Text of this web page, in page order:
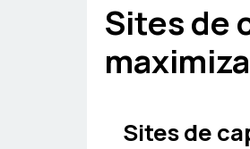
Sites de
Sites de